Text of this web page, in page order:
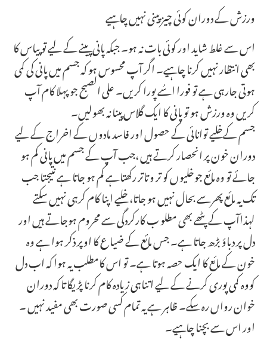
ورزش کے دوران کوئی چیز پینی نہیں چاہیے
اس سے غلط شاید اور کوئی بات نہ ہو۔ جبکہ پانی پینے کے لیے تو پیاس کا
بھی انتظار نہیں کرنا چاہیے۔ اگر آپ محسوس ہو کہ جسم میں پانی کی کمی
ہوتی جارہی ہے تو فورا اسُے پورا کریں۔ علی الصبح جو پہلا کام آپ
کریں وہ ورزش ہو تو پانی کا ایک گلاس پینا نہ بھولیں۔
جسم کےخلیے توانائی کے حصول اور فاسد مادوں کے اخراج کے لیے
دوران خون پر انحصار کرتے ہیں ،جب آپ کے جسم میں پانی کم ہو
جائے تو وہ مائع جوخلیوں کو تر و تاتر رکھتاہے کم ہو جاتا ہے نتیجتا جب
تک یہ مائع پھرسے بحال نہیں ہو جاتا، خلیے اپنا کام کرہی نہیں سکتے
لہذاآپ کے پٹھے بھی مطلو ب کارکردگی سے محروم ہوجاتے ہیں اور
دل پر دباؤ بڑھ جاتا ہے۔ جس مائع کے ضیاع کا اوپر ذکر ہوا ہے وہ
خون کے مائع کا ایک حصہ ہوتا ہے۔ تو اس کامطلب یہ ہوا کہ اب دل
کووہ کمی پوری کرنے کے لیے اتناہی زیادہ کام کرنا پڑیگا تا کہ دوران
خوان رواں رہ سکے۔ ظاہر ہے یہ تمام کسی صورت بھی مفید نہیں ۔
اور اس سے بچنا چاہیے۔